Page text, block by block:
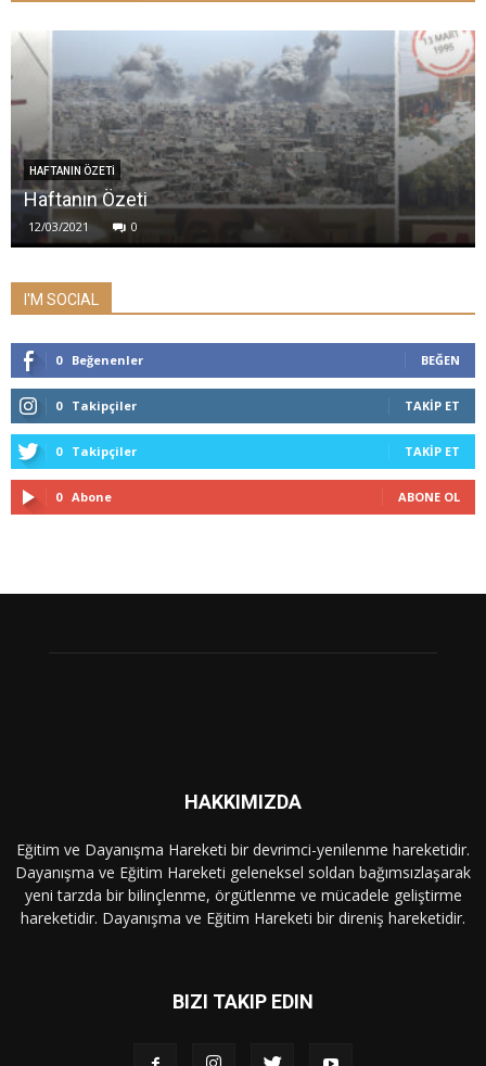
HAFTANIN ÖZETİ
Haftanın Özeti
12/03/2021 0
I'M SOCIAL
0 Beğenenler BEĞEN
0 Takipçiler TAKIP ET
0 Takipçiler TAKIP ET
0 Abone ABONE OL
HAKKIMIZDA
Eğitim ve Dayanışma Hareketi bir devrimci-yenilenme hareketidir.
Dayanışma ve Eğitim Hareketi geleneksel soldan bağımsızlaşarak
yeni tarzda bir bilinçlenme, örgütlenme ve mücadele geliştirme
hareketidir. Dayanışma ve Eğitim Hareketi bir direniş hareketidir.
BIZI TAKIP EDIN